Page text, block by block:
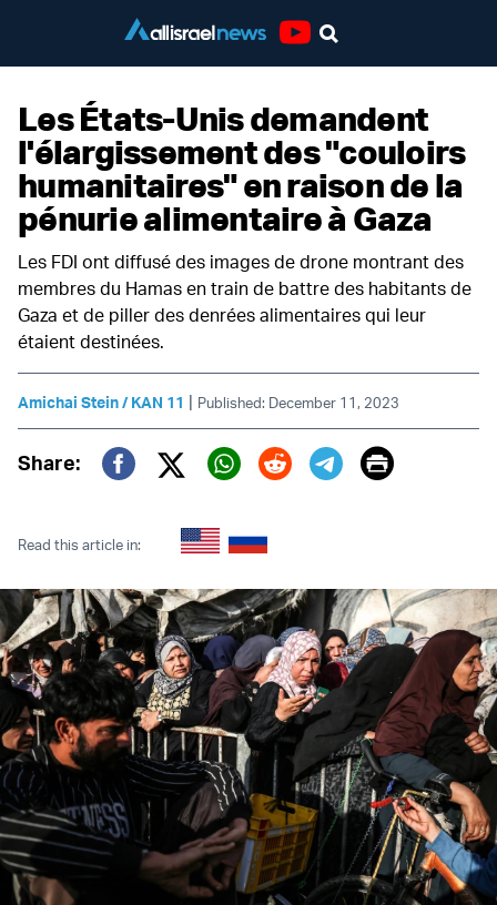
Les États-Unis demandent
l'élargissement des "couloirs
humanitaires" en raison de la
pénurie alimentaire à Gaza
Les FDI ont diffusé des images de drone montrant des
membres du Hamas en train de battre des habitants de
Gaza et de piller des denrées alimentaires qui leur
étaient destinées.
Amichai Stein / KAN 11 | Published: December 11, 2023
Share:
Twitter (X)
Print
Read this article in: